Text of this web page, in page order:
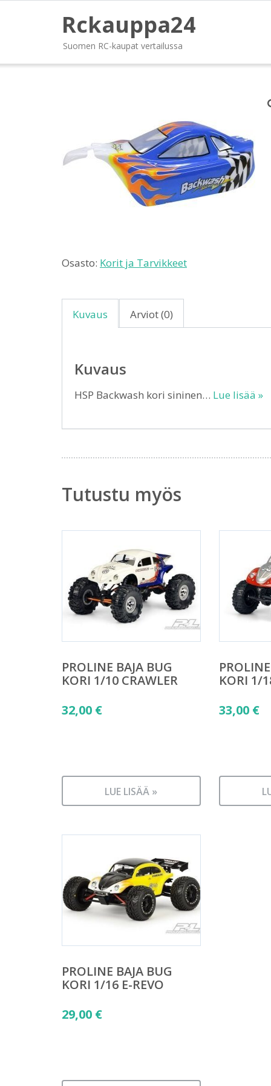
Rckauppa24
Suomen RC-kaupat vertailussa
Osasto: Korit ja Tarvikkeet
Kuvaus Arviot (0)
Kuvaus
HSP Backwash kori sininen… Lue lisää »
Tutustu myös
PROLINE BAJA BUG
KORI 1/10 CRAWLER
32,00 €
LUE LISÄÄ »
KORI 1/
33,00 €
PROLINE BAJA BUG
KORI 1/16 E-REVO
29,00 €